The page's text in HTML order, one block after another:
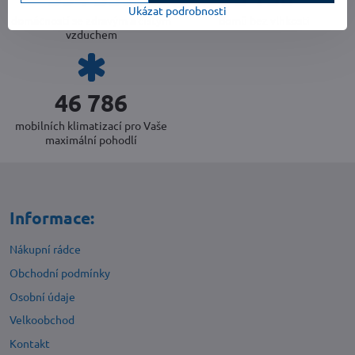
domácností se zdravým a čistým
vzduchem
domů bez vlhkosti
49 298
mobilních klimatizací pro Vaše
maximální pohodlí
Informace:
Nákupní rádce
Obchodní podmínky
Osobní údaje
Velkoobchod
Kontakt
Ukázat podrobnosti